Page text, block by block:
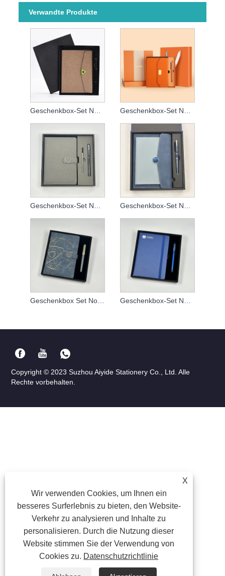
Verwandte Produkte
Geschenkbox-Set Notizbuch Geschenkbox-Set Notizbuch
Geschenkbox-Set Notizbuch Geschenkbox-Set Notizbuch
Geschenkbox Set Notebook angepasst Geschenkbox-Set Notizbuch
X
Wir verwenden Cookies, um Ihnen ein
besseres Surferlebnis zu bieten, den Website-
Verkehr zu analysieren und Inhalte zu
personalisieren. Durch die Nutzung dieser
Website stimmen Sie der Verwendung von
Cookies zu. Datenschutzrichtlinie
Copyright © 2023 Suzhou Aiyide Stationery Co., Ltd. Alle
Rechte vorbehalten.